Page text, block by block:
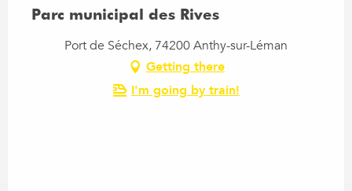
Parc municipal des Rives
Port de Séchex, 74200 Anthy-sur-Léman
Getting there
I'm going by train!